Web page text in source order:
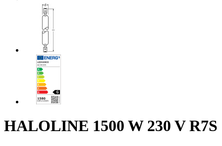
HALOLINE 1500 W 230 V R7S